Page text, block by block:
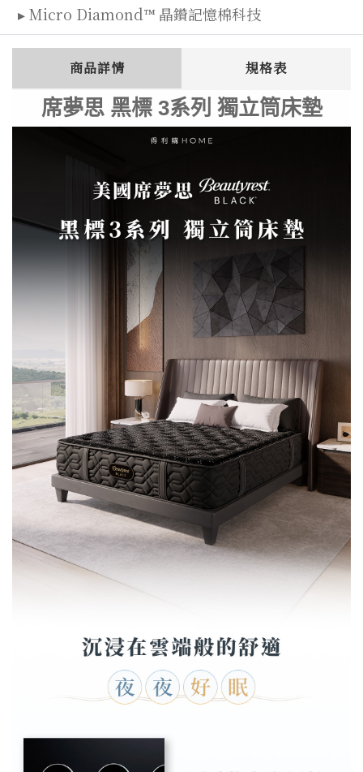
▸ Micro Diamond™ 晶鑽記憶棉科技
商品詳情 規格表
席夢思 黑標 3系列 獨立筒床墊